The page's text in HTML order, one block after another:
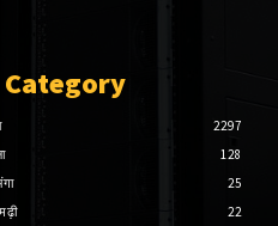
2297
128
25
22